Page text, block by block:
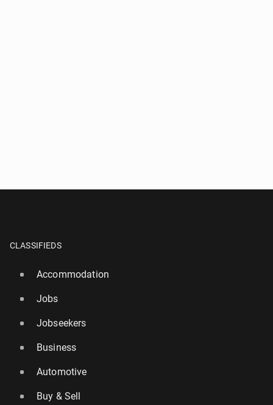
CLASSIFIEDS
Accommodation
Jobs
Jobseekers
Business
Automotive
Buy & Sell